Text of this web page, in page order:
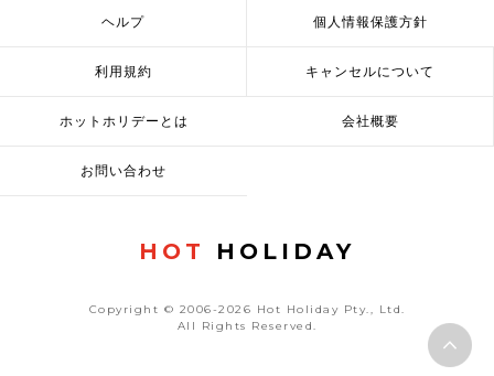
ヘルプ 個人情報保護方針
利用規約 キャンセルについて
ホットホリデーとは 会社概要
お問い合わせ
HOT HOLIDAY
Copyright © 2006-2026 Hot Holiday Pty., Ltd.
All Rights Reserved.